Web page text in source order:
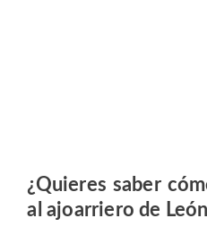
¿Quieres saber
al ajoarriero de